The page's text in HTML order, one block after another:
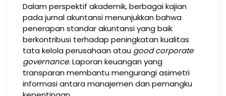
Dalam perspektif akademik, berbagai kajian
pada jurnal akuntansi menunjukkan bahwa
penerapan standar akuntansi yang baik
berkontribusi terhadap peningkatan kualitas
tata kelola perusahaan atau good corporate
governance. Laporan keuangan yang
transparan membantu mengurangi asimetri
informasi antara manajemen dan pemangku